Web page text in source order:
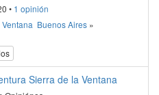
• 1 opinión
Buenos Aires »
Sierra de la Ventana